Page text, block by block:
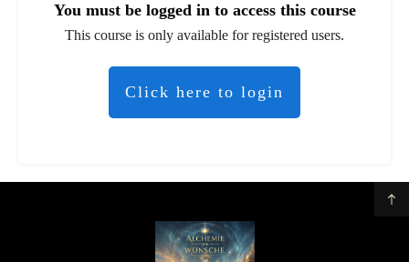
You must be logged in to access this course
This course is only available for registered users.
Click here to login